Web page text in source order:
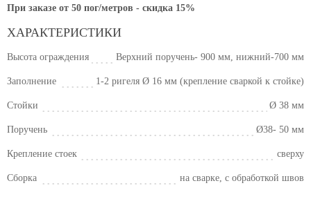
При заказе от 50 пог/метров - скидка 15%
ХАРАКТЕРИСТИКИ
Высота ограждения Верхний поручень- 900 мм, нижний-700 мм
Заполнение 1-2 ригеля Ø 16 мм (крепление сваркой к стойке)
Стойки Ø 38 мм
Поручень Ø38- 50 мм
Крепление стоек сверху
Сборка на сварке, с обработкой швов